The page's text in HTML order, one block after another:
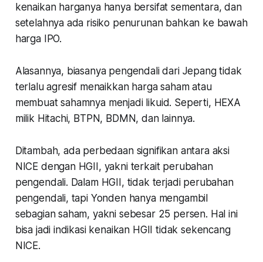
kenaikan harganya hanya bersifat sementara, dan
setelahnya ada risiko penurunan bahkan ke bawah
harga IPO.
Alasannya, biasanya pengendali dari Jepang tidak
terlalu agresif menaikkan harga saham atau
membuat sahamnya menjadi likuid. Seperti, HEXA
milik Hitachi, BTPN, BDMN, dan lainnya.
Ditambah, ada perbedaan signifikan antara aksi
NICE dengan HGII, yakni terkait perubahan
pengendali. Dalam HGII, tidak terjadi perubahan
pengendali, tapi Yonden hanya mengambil
sebagian saham, yakni sebesar 25 persen. Hal ini
bisa jadi indikasi kenaikan HGII tidak sekencang
NICE.